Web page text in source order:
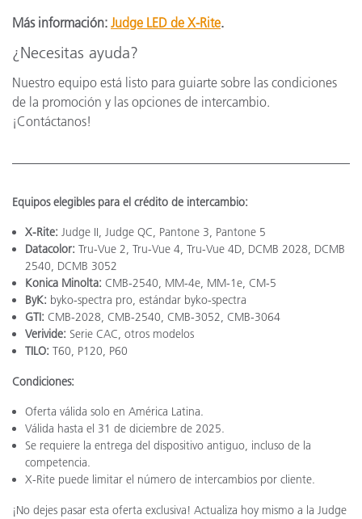
Más información: Judge LED de X-Rite.
¿Necesitas ayuda?
Nuestro equipo está listo para guiarte sobre las condiciones
de la promoción y las opciones de intercambio.
¡Contáctanos!
Equipos elegibles para el crédito de intercambio:
X-Rite: Judge II, Judge QC, Pantone 3, Pantone 5
Datacolor: Tru-Vue 2, Tru-Vue 4, Tru-Vue 4D, DCMB 2028, DCMB
2540, DCMB 3052
Konica Minolta: CMB-2540, MM-4e, MM-1e, CM-5
ByK: byko-spectra pro, estándar byko-spectra
GTI: CMB-2028, CMB-2540, CMB-3052, CMB-3064
Verivide: Serie CAC, otros modelos
TILO: T60, P120, P60
Condiciones:
Oferta válida solo en América Latina.
Válida hasta el 31 de diciembre de 2025.
Se requiere la entrega del dispositivo antiguo, incluso de la
competencia.
X-Rite puede limitar el número de intercambios por cliente.
¡No dejes pasar esta oferta exclusiva! Actualiza hoy mismo a la Judge